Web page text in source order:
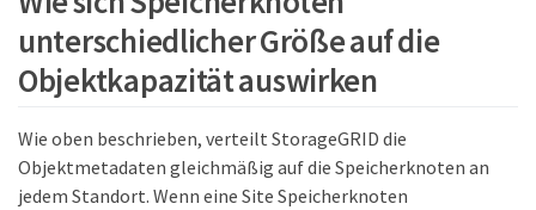
unterschiedlicher Größe auf die
Objektkapazität auswirken
Wie oben beschrieben, verteilt StorageGRID die
Objektmetadaten gleichmäßig auf die Speicherknoten an
jedem Standort. Wenn eine Site Speicherknoten